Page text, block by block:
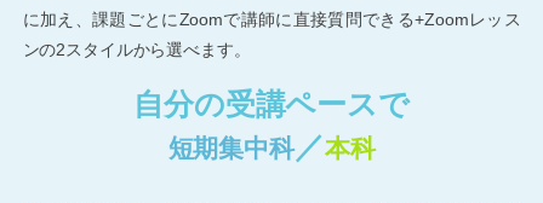
に加え、課題ごとにZoomで講師に直接質問できる+Zoomレッス
ンの2スタイルから選べます。
自分の受講ペースで
短期集中科／本科